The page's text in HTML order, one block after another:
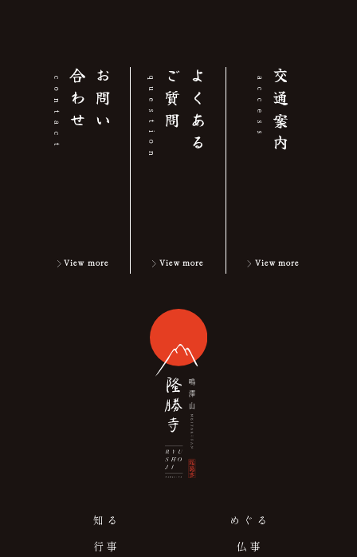
お
問
い
合
わ
せ
contact
View more
よ
く
あ
る
ご
質
問
question
View more
交通案内
access
View more
知る
めぐる
行事
仏事